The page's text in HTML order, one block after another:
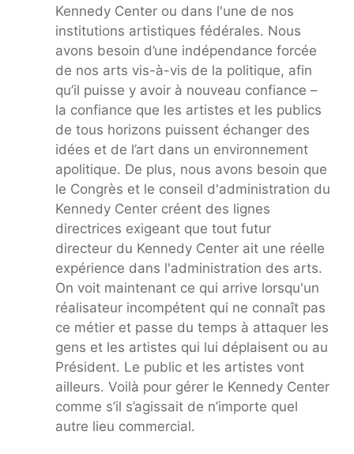
Kennedy Center ou dans l'une de nos
institutions artistiques fédérales. Nous
avons besoin d’une indépendance forcée
de nos arts vis-à-vis de la politique, afin
qu’il puisse y avoir à nouveau confiance –
la confiance que les artistes et les publics
de tous horizons puissent échanger des
idées et de l’art dans un environnement
apolitique. De plus, nous avons besoin que
le Congrès et le conseil d'administration du
Kennedy Center créent des lignes
directrices exigeant que tout futur
directeur du Kennedy Center ait une réelle
expérience dans l'administration des arts.
On voit maintenant ce qui arrive lorsqu'un
réalisateur incompétent qui ne connaît pas
ce métier et passe du temps à attaquer les
gens et les artistes qui lui déplaisent ou au
Président. Le public et les artistes vont
ailleurs. Voilà pour gérer le Kennedy Center
comme s’il s’agissait de n’importe quel
autre lieu commercial.